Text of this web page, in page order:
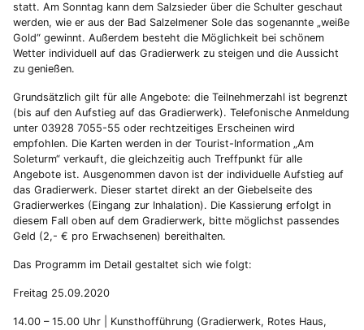
statt. Am Sonntag kann dem Salzsieder über die Schulter geschaut
werden, wie er aus der Bad Salzelmener Sole das sogenannte „weiße
Gold“ gewinnt. Außerdem besteht die Möglichkeit bei schönem
Wetter individuell auf das Gradierwerk zu steigen und die Aussicht
zu genießen.
Grundsätzlich gilt für alle Angebote: die Teilnehmerzahl ist begrenzt
(bis auf den Aufstieg auf das Gradierwerk). Telefonische Anmeldung
unter 03928 7055-55 oder rechtzeitiges Erscheinen wird
empfohlen. Die Karten werden in der Tourist-Information „Am
Soleturm“ verkauft, die gleichzeitig auch Treffpunkt für alle
Angebote ist. Ausgenommen davon ist der individuelle Aufstieg auf
das Gradierwerk. Dieser startet direkt an der Giebelseite des
Gradierwerkes (Eingang zur Inhalation). Die Kassierung erfolgt in
diesem Fall oben auf dem Gradierwerk, bitte möglichst passendes
Geld (2,- € pro Erwachsenen) bereithalten.
Das Programm im Detail gestaltet sich wie folgt:
Freitag 25.09.2020
14.00 – 15.00 Uhr | Kunsthofführung (Gradierwerk, Rotes Haus,